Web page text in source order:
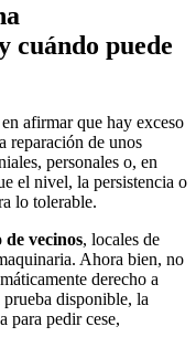
cuándo puede
afirmar que hay exceso
reparación de unos
personales o, en
el nivel, la persistencia o
lo tolerable.
vecinos, locales de
Ahora bien, no
derecho a
disponible, la
para pedir cese,